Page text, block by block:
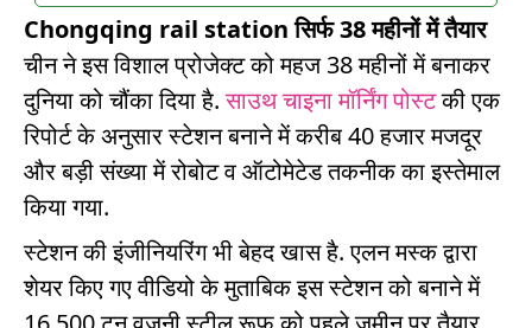
Chongqing rail station सिर्फ 38 महीनों में तैयार
चीन ने इस विशाल प्रोजेक्ट को महज 38 महीनों में बनाकर
दुनिया को चौंका दिया है.साउथ चाइना मॉर्निंग पोस्टकी एक
रिपोर्ट के अनुसार स्टेशन बनाने में करीब 40 हजार मजदूर
और बड़ी संख्या में रोबोट व ऑटोमेटेड तकनीक का इस्तेमाल
किया गया.
स्टेशन की इंजीनियरिंग भी बेहद खास है. एलन मस्क द्वारा
शेयर किए गए वीडियो के मुताबिक इस स्टेशन को बनाने में